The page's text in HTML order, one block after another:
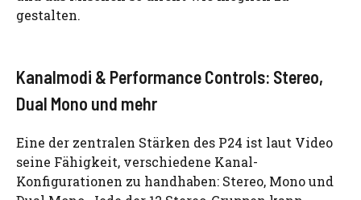
gestalten.
Kanalmodi & Performance Controls: Stereo,
Dual Mono und mehr
Eine der zentralen Stärken des P24 ist laut Video
seine Fähigkeit, verschiedene Kanal-
Konfigurationen zu handhaben: Stereo, Mono und